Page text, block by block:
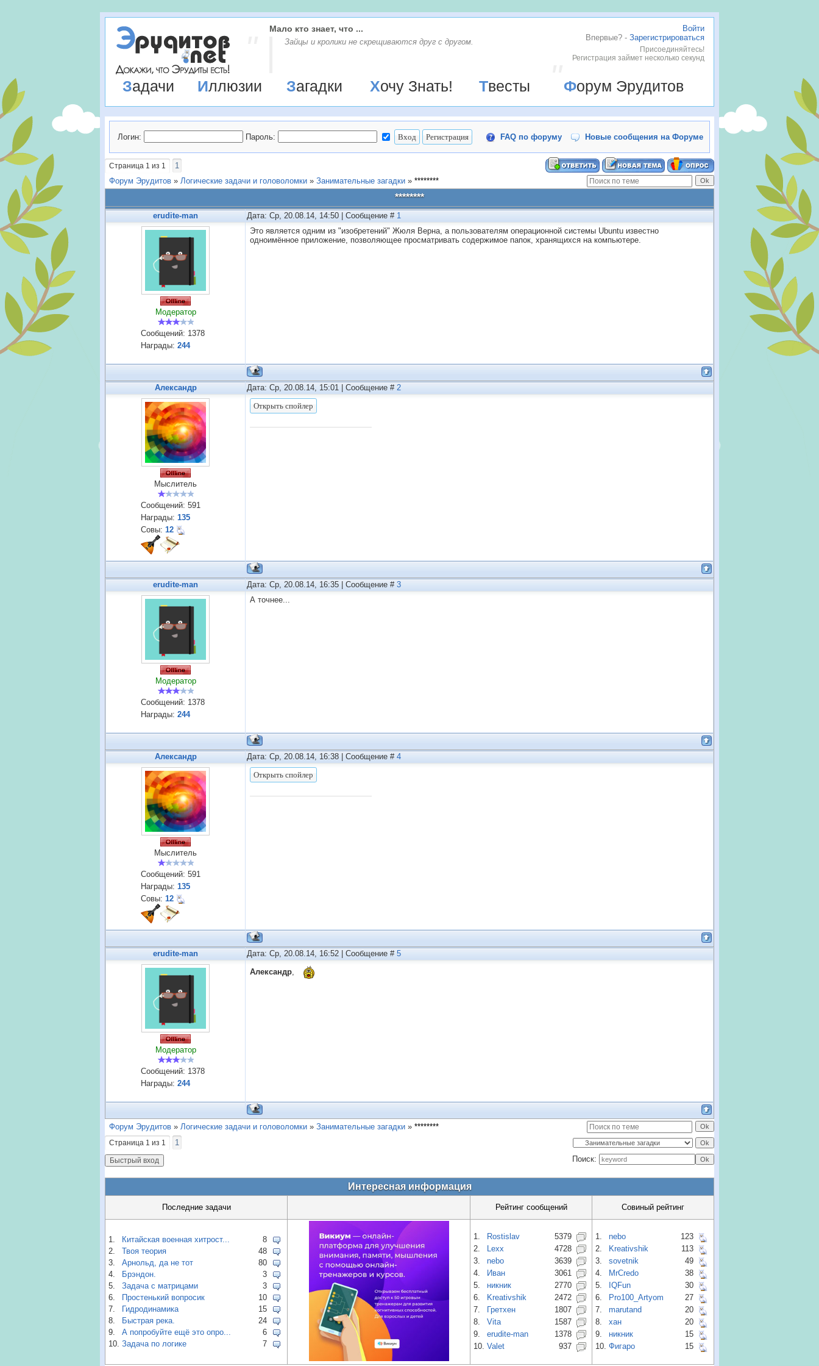
Войти
Впервые? - Зарегистрироваться
Присоединяйтесь!
Регистрация займет несколько секунд
Мало кто знает, что ...
Зайцы и кролики не скрещиваются друг с другом.
Задачи Иллюзии Загадки Хочу Знать! Твесты Форум Эрудитов
Логин: Пароль: FAQ по форуму Новые сообщения на Форуме
Страница 1 из 1
1
Форум Эрудитов » Логические задачи и головоломки » Занимательные загадки » ********
********
erudite-man Дата: Ср, 20.08.14, 14:50 | Сообщение # 1
Модератор
Сообщений: 1378
Награды: 244
Это является одним из "изобретений" Жюля Верна, а пользователям операционной системы Ubuntu известно
одноимённое приложение, позволяющее просматривать содержимое папок, хранящихся на компьютере.
Александр Дата: Ср, 20.08.14, 15:01 | Сообщение # 2
Мыслитель
Сообщений: 591
Награды: 135
Совы: 12
erudite-man Дата: Ср, 20.08.14, 16:35 | Сообщение # 3
Модератор
Сообщений: 1378
Награды: 244
А точнее...
Александр Дата: Ср, 20.08.14, 16:38 | Сообщение # 4
Мыслитель
Сообщений: 591
Награды: 135
Совы: 12
erudite-man Дата: Ср, 20.08.14, 16:52 | Сообщение # 5
Модератор
Сообщений: 1378
Награды: 244
Александр,
Форум Эрудитов » Логические задачи и головоломки » Занимательные загадки » ********
Страница 1 из 1
1
Поиск:
Интересная информация
Последние задачи Рейтинг сообщений Совиный рейтинг
1. Китайская военная хитрост...
8
2.
Твоя теория
48
3.
Арнольд, да не тот
80
4.
Брэндон.
3
5.
Задача с матрицами
3
6.
Простенький вопросик
10
7.
Гидродинамика
15
8.
Быстрая река.
24
9.
А попробуйте ещё это опро...
6
10. Задача по логике 7
1. Rostislav
5379
2.
Lexx
4728
3.
nebo
3639
4.
Иван
3061
5.
никник
2770
6.
Kreativshik
2472
7.
Гретхен
1807
8.
Vita
1587
9.
erudite-man
1378
10. Valet 937
1. nebo
123
2.
Kreativshik
113
3.
sovetnik
49
4.
MrCredo
38
5.
IQFun
30
6.
Pro100_Artyom
27
7.
marutand
20
8.
хан
20
9.
никник
15
10. Фигаро 15